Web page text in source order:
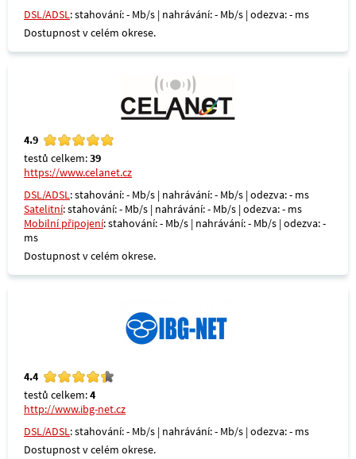
DSL/ADSL: stahování: - Mb/s | nahrávání: - Mb/s | odezva: - ms
Dostupnost v celém okrese.
4.9
testů celkem:39
https://www.celanet.cz
DSL/ADSL: stahování: - Mb/s | nahrávání: - Mb/s | odezva: - ms
Satelitní: stahování: - Mb/s | nahrávání: - Mb/s | odezva: - ms
Mobilní připojení: stahování: - Mb/s | nahrávání: - Mb/s | odezva: -
ms
Dostupnost v celém okrese.
4.4
testů celkem:4
http://www.ibg-net.cz
DSL/ADSL: stahování: - Mb/s | nahrávání: - Mb/s | odezva: - ms
Dostupnost v celém okrese.